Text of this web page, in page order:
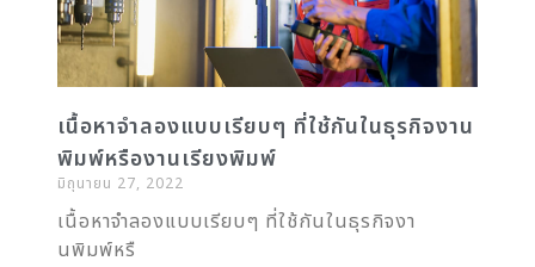
เนื้อหาจำลองแบบเรียบๆ ที่ใช้กันในธุรกิจงาน
พิมพ์หรืองานเรียงพิมพ์
มิถุนายน 27, 2022
เนื้อหาจำลองแบบเรียบๆ ที่ใช้กันในธุรกิจงา
นพิมพ์หรื